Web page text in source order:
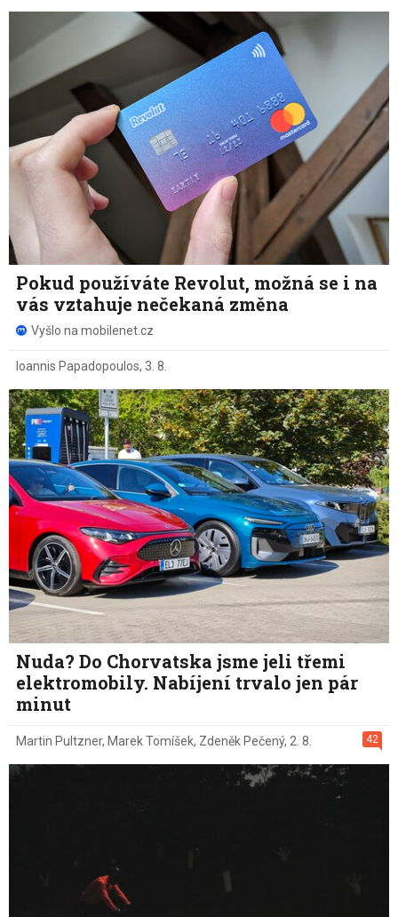
Pokud používáte Revolut, možná se i na
vás vztahuje nečekaná změna
Vyšlo na mobilenet.cz
Ioannis Papadopoulos, 3. 8.
Nuda? Do Chorvatska jsme jeli třemi
elektromobily. Nabíjení trvalo jen pár
minut
42
Martin Pultzner, Marek Tomíšek, Zdeněk Pečený, 2. 8.